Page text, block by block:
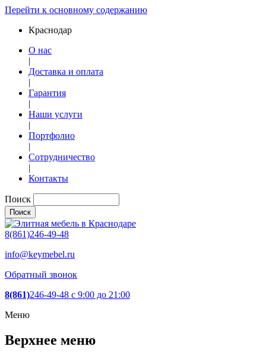
Перейти к основному содержанию
Краснодар
О нас
|
Доставка и оплата
|
Гарантия
|
Наши услуги
|
Портфолио
|
Сотрудничество
|
Контакты
Поиск
8(861)246-49-48
info@keymebel.ru
Обратный звонок
8(861)246-49-48 c 9:00 до 21:00
Меню
Верхнее меню